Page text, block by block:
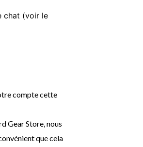
chat (voir le
compte cette
Gear Store, nous
que cela